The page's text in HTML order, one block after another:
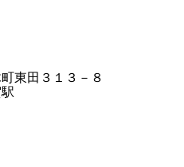
東田３１３－８